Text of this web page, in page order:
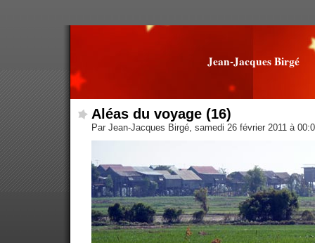
Jean-Jacques Birgé
Aléas du voyage (16)
Par Jean-Jacques Birgé, samedi 26 février 2011 à